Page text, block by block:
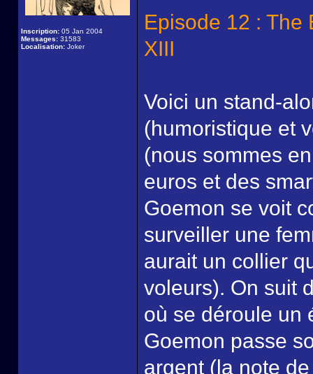
Inscription: 05 Jan 2004
Messages: 31583
Localisation: Joker
Episode 12 : The
XIII
Voici un stand-
(humoristique et
(nous sommes
euros et des
Goemon se voit
surveiller une
aurait un collier
voleurs). On suit
où se déroule un
Goemon passe
argent (la note